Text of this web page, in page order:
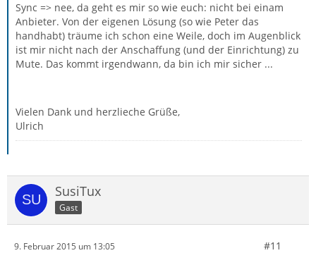
Sync => nee, da geht es mir so wie euch: nicht bei einam
Anbieter. Von der eigenen Lösung (so wie Peter das
handhabt) träume ich schon eine Weile, doch im Augenblick
ist mir nicht nach der Anschaffung (und der Einrichtung) zu
Mute. Das kommt irgendwann, da bin ich mir sicher ...
Vielen Dank und herzlieche Grüße,
Ulrich
SusiTux
Gast
9. Februar 2015 um 13:05 #11